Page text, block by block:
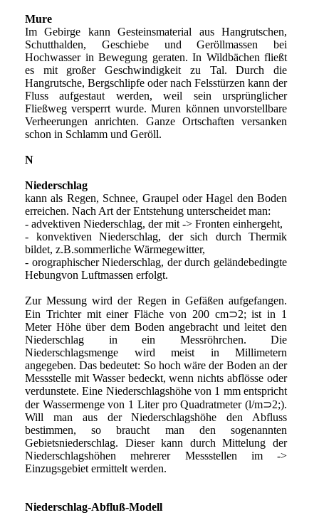
Mure
Im Gebirge kann Gesteinsmaterial aus Hangrutschen,
Schutthalden, Geschiebe und Geröllmassen bei
Hochwasser in Bewegung geraten. In Wildbächen fließt
es mit großer Geschwindigkeit zu Tal. Durch die
Hangrutsche, Bergschlipfe oder nach Felsstürzen kann der
Fluss aufgestaut werden, weil sein ursprünglicher
Fließweg versperrt wurde. Muren können unvorstellbare
Verheerungen anrichten. Ganze Ortschaften versanken
schon in Schlamm und Geröll.
N
Niederschlag
kann als Regen, Schnee, Graupel oder Hagel den Boden
erreichen. Nach Art der Entstehung unterscheidet man:
- advektiven Niederschlag, der mit -> Fronten einhergeht,
- konvektiven Niederschlag, der sich durch Thermik
bildet, z.B.sommerliche Wärmegewitter,
- orographischer Niederschlag, der durch geländebedingte
Hebungvon Luftmassen erfolgt.
Zur Messung wird der Regen in Gefäßen aufgefangen.
Ein Trichter mit einer Fläche von 200 cm⊃2; ist in 1
Meter Höhe über dem Boden angebracht und leitet den
Niederschlag in ein Messröhrchen. Die
Niederschlagsmenge wird meist in Millimetern
angegeben. Das bedeutet: So hoch wäre der Boden an der
Messstelle mit Wasser bedeckt, wenn nichts abflösse oder
verdunstete. Eine Niederschlagshöhe von 1 mm entspricht
der Wassermenge von 1 Liter pro Quadratmeter (l/m⊃2;).
Will man aus der Niederschlagshöhe den Abfluss
bestimmen, so braucht man den sogenannten
Gebietsniederschlag. Dieser kann durch Mittelung der
Niederschlagshöhen mehrerer Messstellen im ->
Einzugsgebiet ermittelt werden.
Niederschlag-Abfluß-Modell